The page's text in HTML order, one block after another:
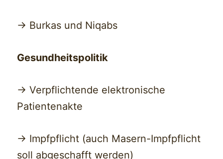
-> Burkas und Niqabs
Gesundheitspolitik
-> Verpflichtende elektronische
Patientenakte
-> Impfpflicht (auch Masern-Impfpflicht
soll abgeschafft werden)